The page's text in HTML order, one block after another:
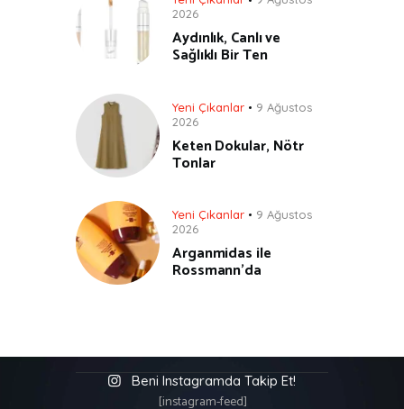
2026
Aydınlık, Canlı ve
Sağlıklı Bir Ten
Yeni Çıkanlar
9 Ağustos
2026
Keten Dokular, Nötr
Tonlar
Yeni Çıkanlar
9 Ağustos
2026
Arganmidas ile
Rossmann’da
Beni Instagramda Takip Et!
[instagram-feed]